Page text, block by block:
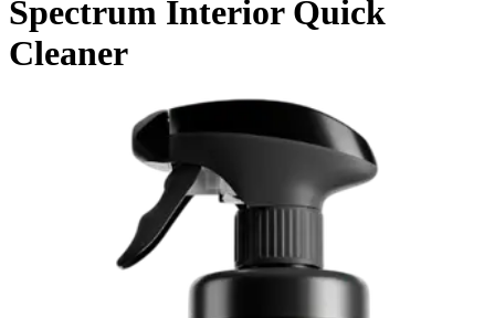
Spectrum Interior Quick
Cleaner